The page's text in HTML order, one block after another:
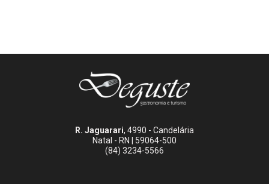
R. Jaguarari, 4990 - Candelária
Natal - RN | 59064-500
(84) 3234-5566